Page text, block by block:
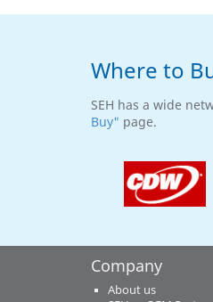
Where to
SEH has a wide
Buy" page.
Company
About us